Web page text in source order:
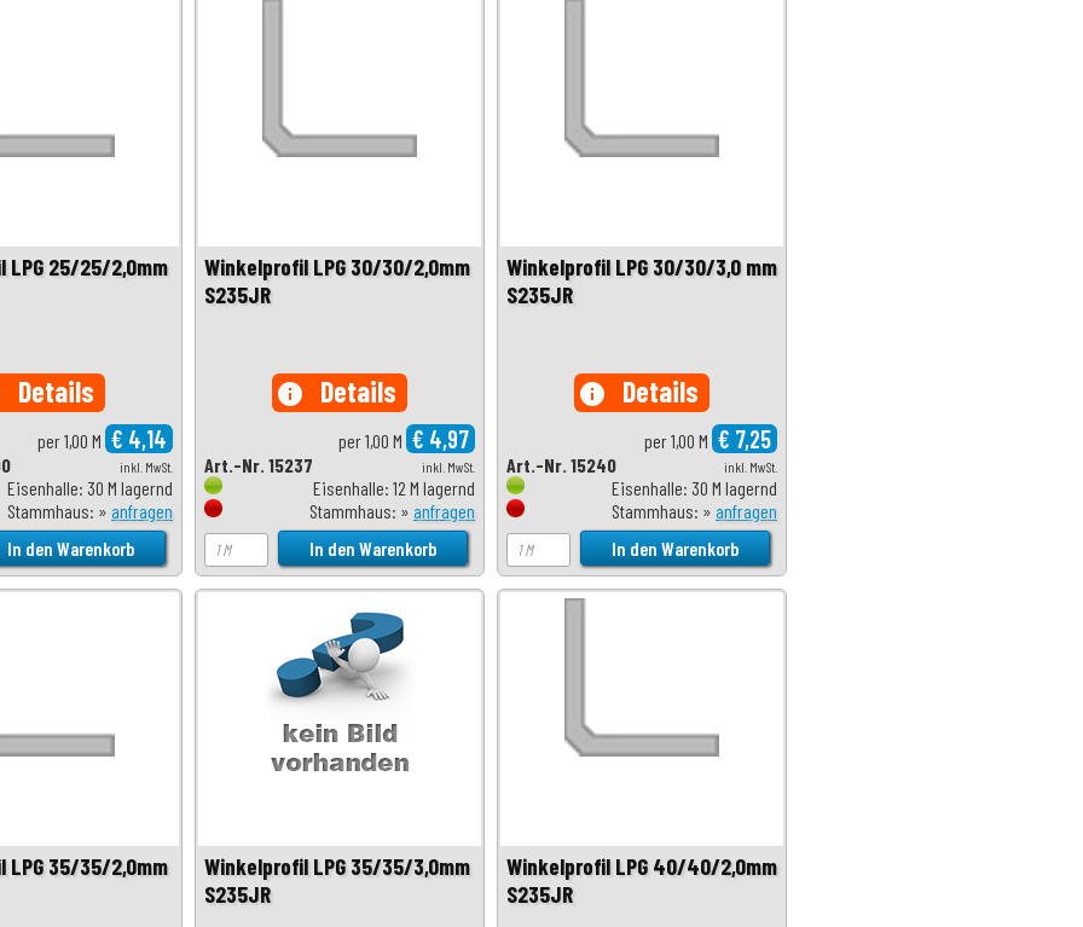
LPG 25/25/2,0mm
Details
per 1,00 M € 4,14
inkl. MwSt.
Eisenhalle: 30 M lagernd
Stammhaus: » anfragen
Winkelprofil LPG 30/30/2,0mm
S235JR
info Details
per 1,00 M € 4,97
inkl. MwSt.
Art.-Nr. 15237
Eisenhalle: 12 M lagernd
Stammhaus: » anfragen
Winkelprofil LPG 30/30/3,0 mm
S235JR
info Details
per 1,00 M € 7,25
inkl. MwSt.
Art.-Nr. 15240
Eisenhalle: 30 M lagernd
Stammhaus: » anfragen
LPG 35/35/2,0mm
Winkelprofil LPG 35/35/3,0mm
S235JR
Winkelprofil LPG 40/40/2,0mm
S235JR